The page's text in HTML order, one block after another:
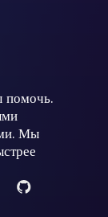
помочь.
Мы